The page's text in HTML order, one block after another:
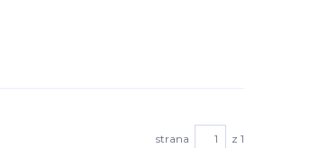
strana z 1